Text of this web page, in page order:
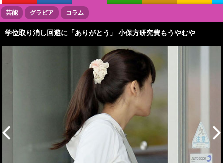
ボートレース 競輪 オートレース
芸能 グラビア コラム
学位取り消し回避に「ありがとう」 小保方研究費もうやむや